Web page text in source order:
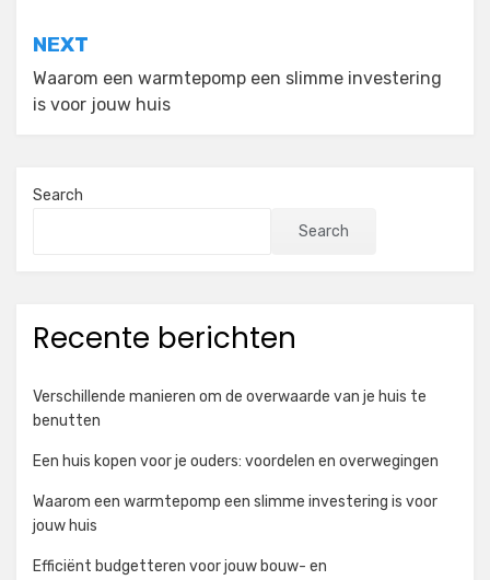
NEXT
Waarom een warmtepomp een slimme investering
is voor jouw huis
Search
Search
Recente berichten
Verschillende manieren om de overwaarde van je huis te
benutten
Een huis kopen voor je ouders: voordelen en overwegingen
Waarom een warmtepomp een slimme investering is voor
jouw huis
Efficiënt budgetteren voor jouw bouw- en